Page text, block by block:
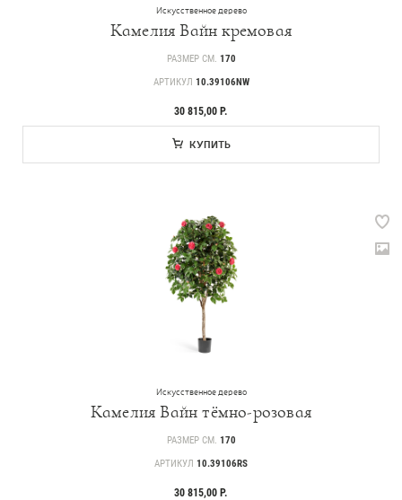
Искусственное дерево
Камелия Вайн кремовая
РАЗМЕР СМ. 170
АРТИКУЛ 10.39106NW
30 815,00 Р.
КУПИТЬ
Искусственное дерево
Камелия Вайн тёмно-розовая
РАЗМЕР СМ. 170
АРТИКУЛ 10.39106RS
30 815,00 Р.